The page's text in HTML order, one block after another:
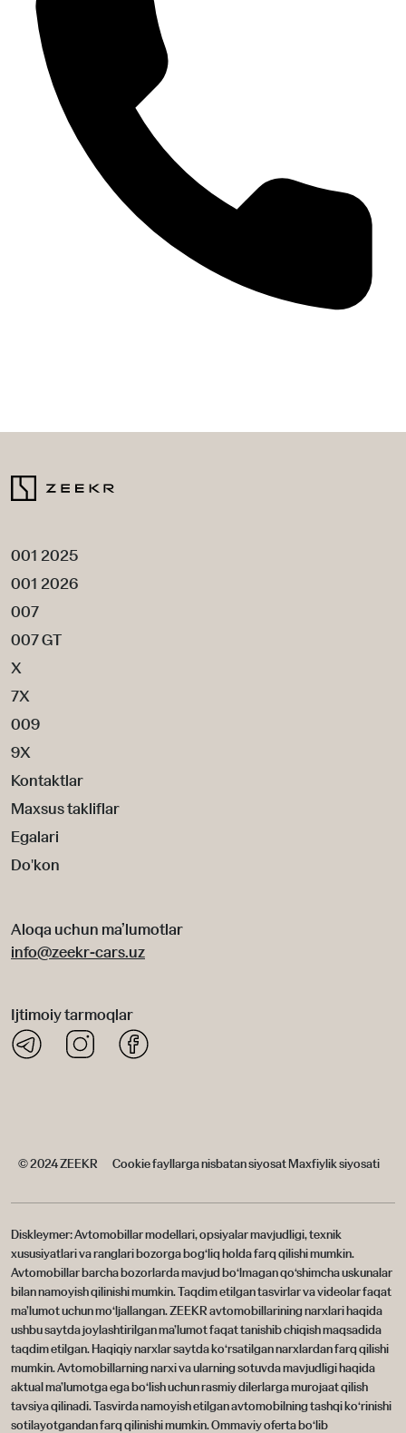
001 2025
001 2026
007
007 GT
X
7X
009
9X
Kontaktlar
Maxsus takliflar
Egalari
Do'kon
Aloqa uchun ma’lumotlar
info@zeekr-cars.uz
Ijtimoiy tarmoqlar
© 2024 ZEEKR Cookie fayllarga nisbatan siyosatMaxfiylik siyosati
Diskleymer: Avtomobillar modellari, opsiyalar mavjudligi, texnik
xususiyatlari va ranglari bozorga bog‘liq holda farq qilishi mumkin.
Avtomobillar barcha bozorlarda mavjud bo‘lmagan qo‘shimcha uskunalar
bilan namoyish qilinishi mumkin. Taqdim etilgan tasvirlar va videolar faqat
ma’lumot uchun mo‘ljallangan. ZEEKR avtomobillarining narxlari haqida
ushbu saytda joylashtirilgan ma’lumot faqat tanishib chiqish maqsadida
taqdim etilgan. Haqiqiy narxlar saytda ko‘rsatilgan narxlardan farq qilishi
mumkin. Avtomobillarning narxi va ularning sotuvda mavjudligi haqida
aktual ma’lumotga ega bo‘lish uchun rasmiy dilerlarga murojaat qilish
tavsiya qilinadi. Tasvirda namoyish etilgan avtomobilning tashqi ko‘rinishi
sotilayotgandan farq qilinishi mumkin. Ommaviy oferta bo‘lib